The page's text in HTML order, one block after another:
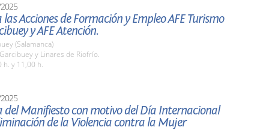
Acciones de Formación y Empleo AFE Turismo
y AFE Atención.
(Salamanca)
y Linares de Riofrío.
h. y 11,00 h.
del Manifiesto con motivo del Día Internacional
de la Violencia contra la Mujer